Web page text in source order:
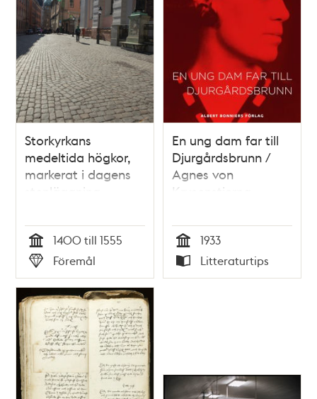
Storkyrkans
medeltida högkor,
markerat i dagens
stenläggning
Tid
1400 till 1555
Typ
Föremål
En ung dam far till
Djurgårdsbrunn /
Agnes von
Krusenstjerna
Tid
1933
Typ
Litteraturtips